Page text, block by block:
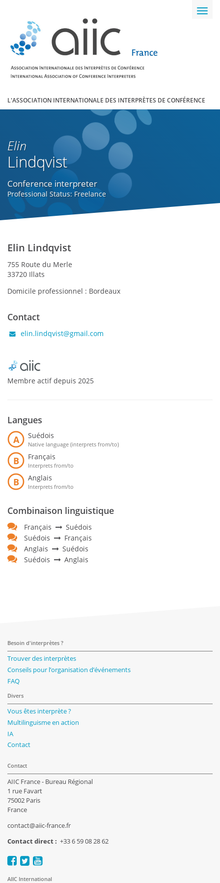
L'ASSOCIATION INTERNATIONALE DES INTERPRÈTES DE CONFÉRENCE
Elin
Lindqvist
Conference interpreter
Professional Status: Freelance
Elin Lindqvist
755 Route du Merle
33720 Illats
Domicile professionnel : Bordeaux
Contact
elin.lindqvist@gmail.com
Membre actifdepuis 2025
Langues
A Suédois
Native language (interprets from/to)
B Français
Interprets from/to
B Anglais
Interprets from/to
Combinaison linguistique
Français
Suédois
Suédois
Français
Anglais
Suédois
Suédois
Anglais
Besoin d'interprètes ?
Trouver des interprètes
Conseils pour l’organisation d’événements
FAQ
Divers
Vous êtes interprète ?
Multilinguisme en action
IA
Contact
Contact
AIIC France - Bureau Régional
1 rue Favart
75002 Paris
France
contact@aiic-france.fr
Contact direct : +33 6 59 08 28 62
AIIC International